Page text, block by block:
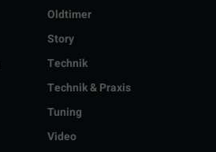
Oldtimer
Story
Technik
Technik & Praxis
Tuning
Video